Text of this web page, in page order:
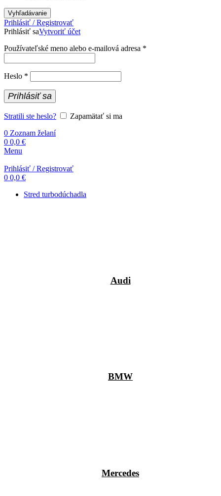
Vyhľadávanie
Prihlásiť / Registrovať
Prihlásiť saVytvoriť účet
Používateľské meno alebo e-mailová adresa *
Heslo *
Prihlásiť sa
Stratili ste heslo?
Zapamätať si ma
0 Zoznam želaní
0 0,0 €
Menu
Prihlásiť / Registrovať
0 0,0 €
Stred turbodúchadla
Audi
BMW
Mercedes